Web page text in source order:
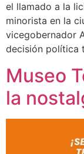
el llamado a la
minorista en la
vicegobernador
decisión política
Museo
la